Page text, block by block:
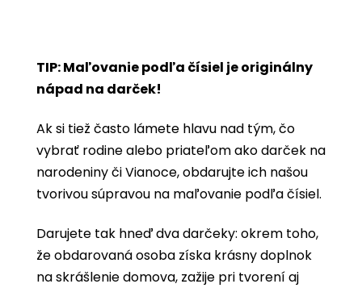
TIP: Maľovanie podľa čísiel je originálny
nápad na darček!
Ak si tiež často lámete hlavu nad tým, čo
vybrať rodine alebo priateľom ako darček na
narodeniny či Vianoce, obdarujte ich našou
tvorivou súpravou na maľovanie podľa čísiel.
Darujete tak hneď dva darčeky: okrem toho,
že obdarovaná osoba získa krásny doplnok
na skrášlenie domova, zažije pri tvorení aj